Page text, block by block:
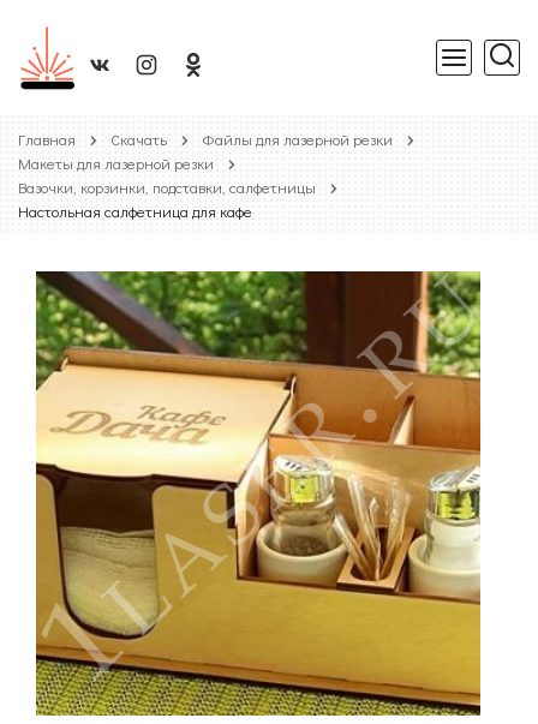
Главная Скачать
Файлы для лазерной резки
Макеты для лазерной резки
Вазочки, корзинки, подставки, салфетницы
Настольная салфетница для кафе